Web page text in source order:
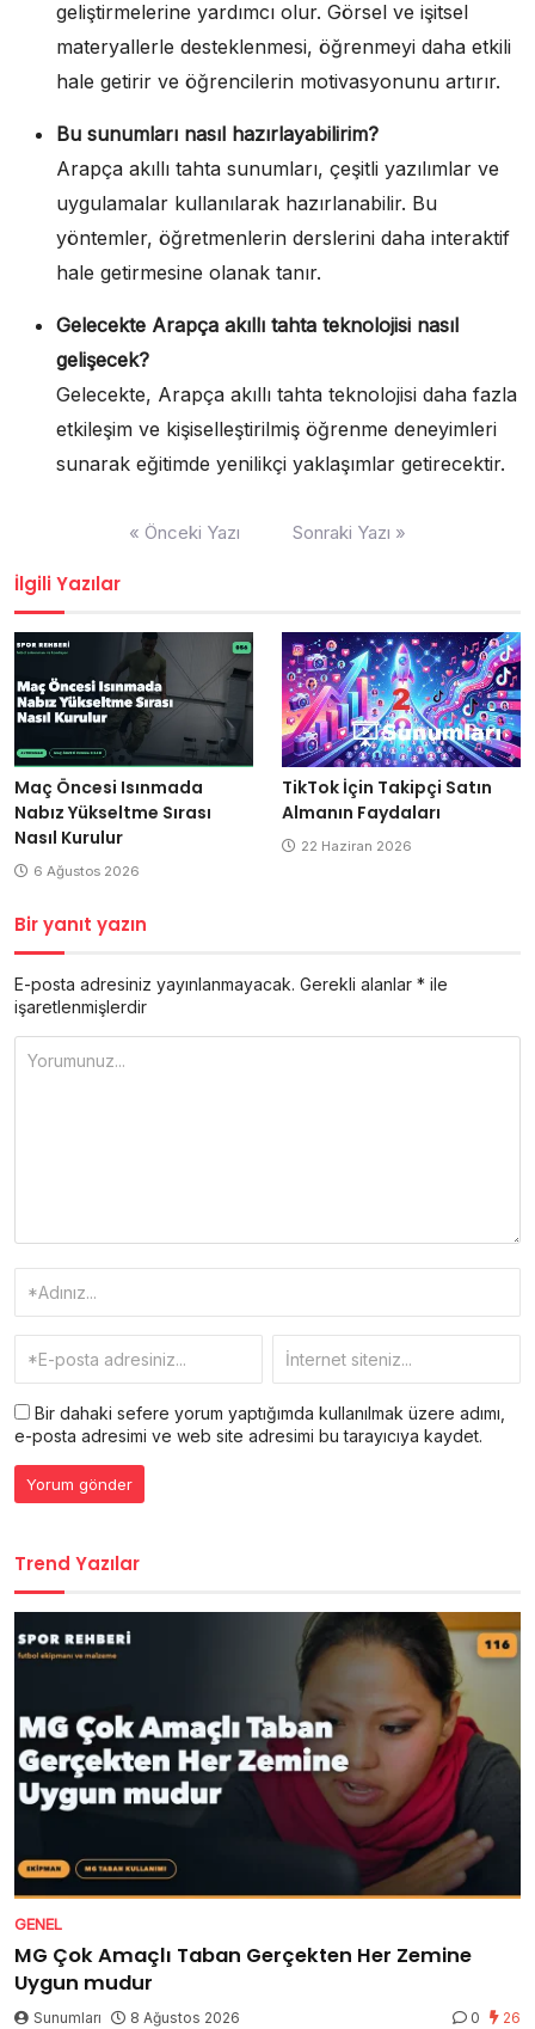
geliştirmelerine yardımcı olur. Görsel ve işitsel
materyallerle desteklenmesi, öğrenmeyi daha etkili
hale getirir ve öğrencilerin motivasyonunu artırır.
Bu sunumları nasıl hazırlayabilirim?
Arapça akıllı tahta sunumları, çeşitli yazılımlar ve
uygulamalar kullanılarak hazırlanabilir. Bu
yöntemler, öğretmenlerin derslerini daha interaktif
hale getirmesine olanak tanır.
Gelecekte Arapça akıllı tahta teknolojisi nasıl
gelişecek?
Gelecekte, Arapça akıllı tahta teknolojisi daha fazla
etkileşim ve kişiselleştirilmiş öğrenme deneyimleri
sunarak eğitimde yenilikçi yaklaşımlar getirecektir.
« Önceki Yazı Sonraki Yazı »
İlgili Yazılar
Maç Öncesi Isınmada
Nabız Yükseltme Sırası
Nasıl Kurulur
6 Ağustos 2026
TikTok İçin Takipçi Satın
Almanın Faydaları
22 Haziran 2026
Bir yanıt yazın
E-posta adresiniz yayınlanmayacak. Gerekli alanlar * ile
işaretlenmişlerdir
Bir dahaki sefere yorum yaptığımda kullanılmak üzere adımı,
e-posta adresimi ve web site adresimi bu tarayıcıya kaydet.
Trend Yazılar
GENEL
MG Çok Amaçlı Taban Gerçekten Her Zemine
Uygun mudur
Sunumları 8 Ağustos 2026 0 26